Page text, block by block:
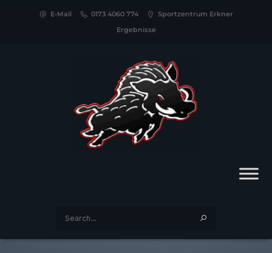
E-Mail 0173 4060 774
Sportzentrum Erkner
Ergebnisse